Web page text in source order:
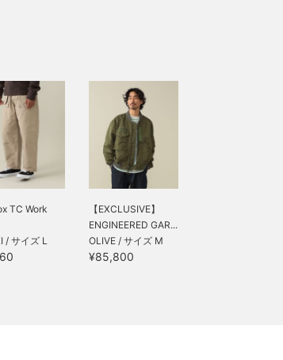
TC Work
/ サイズ L
【EXCLUSIVE】
ENGINEERED GAR...
OLIVE / サイズ M
¥85,800